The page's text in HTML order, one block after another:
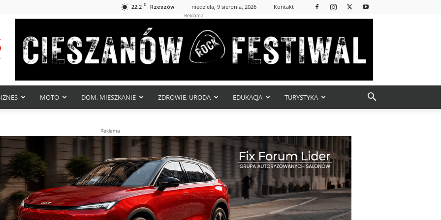
22.2 C Rzeszów niedziela, 9 sierpnia, 2026 Kontakt
Reklama
MOTO DOM, MIESZKANIE ZDROWIE, URODA EDUKACJA TURYSTYKA
Reklama